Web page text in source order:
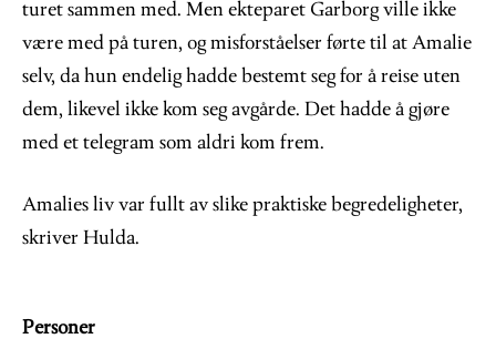
turet sammen med. Men ekteparet Garborg ville ikke
være med på turen, og misforståelser førte til at Amalie
selv, da hun endelig hadde bestemt seg for å reise uten
dem, likevel ikke kom seg avgårde. Det hadde å gjøre
med et telegram som aldri kom frem.
Amalies liv var fullt av slike praktiske begredeligheter,
skriver Hulda.
Personer